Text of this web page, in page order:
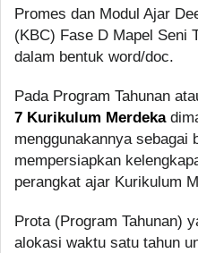
Promes dan Modul Ajar
(KBC) Fase D Mapel Seni
dalam bentuk word/doc.
Pada Program Tahunan
7 Kurikulum Merdeka
menggunakannya sebagai
mempersiapkan
perangkat ajar Kurikulum
Prota (Program Tahunan)
alokasi waktu satu tahun